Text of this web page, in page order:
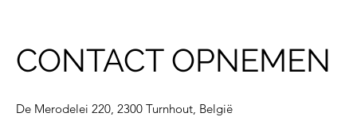
CONTACT OPNEMEN
De Merodelei 220, 2300 Turnhout, België